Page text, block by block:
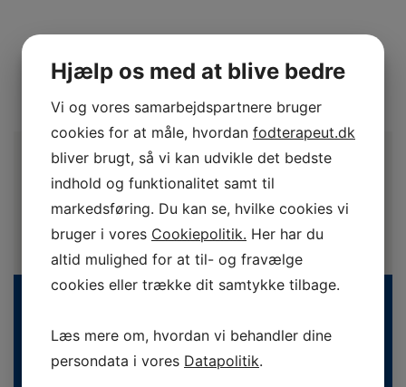
Hjælp os med at blive bedre
Vi og vores samarbejdspartnere bruger
cookies for at måle, hvordan fodterapeut.dk
bliver brugt, så vi kan udvikle det bedste
indhold og funktionalitet samt til
markedsføring. Du kan se, hvilke cookies vi
bruger i vores Cookiepolitik. Her har du
altid mulighed for at til- og fravælge
cookies eller trække dit samtykke tilbage.
Læs mere om, hvordan vi behandler dine
persondata i vores Datapolitik.